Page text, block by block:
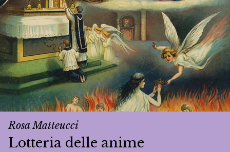
Rosa Matteucci
Lotteria delle anime